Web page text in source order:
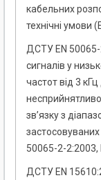
кабельних
технічні умови
ДСТУ EN
сигналів у
частот від 3
зв’язку з
50065-2-2:2003,
ДСТУ EN